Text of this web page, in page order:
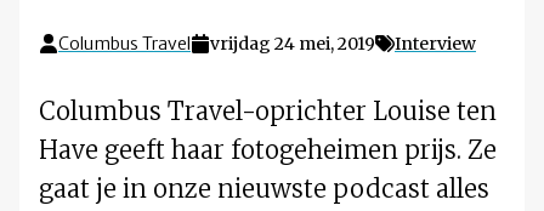
Columbus Travel vrijdag 24 mei, 2019 Interview
Columbus Travel-oprichter Louise ten
Have geeft haar fotogeheimen prijs. Ze
gaat je in onze nieuwste podcast alles